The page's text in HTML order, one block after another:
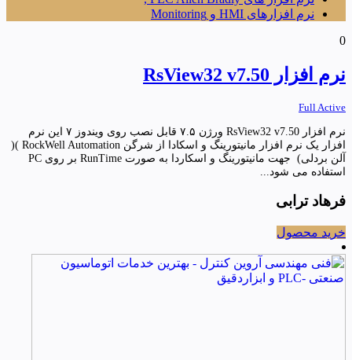
نرم افزارهای HMI و Monitoring
0
نرم افزار RsView32 v7.50
Full Active
نرم افزار RsView32 v7.50 ورژن ۷.۵ قابل نصب روی ویندوز ۷ این نرم
افزار یک نرم افزار مانیتورینگ و اسکادا از شرگن RockWell Automation )(
آلن بردلی) جهت مانیتورینگ و اسکاردا به صورت RunTime بر روی PC
استفاده می شود...
فرهاد ترابی
خرید محصول